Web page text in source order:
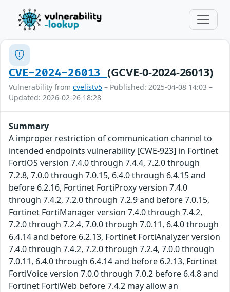
CVE-2024-26013 (GCVE-0-2024-26013)
Vulnerability from cvelistv5 – Published: 2025-04-08 14:03 –
Updated: 2026-02-26 18:28
Summary
A improper restriction of communication channel to
intended endpoints vulnerability [CWE-923] in Fortinet
FortiOS version 7.4.0 through 7.4.4, 7.2.0 through
7.2.8, 7.0.0 through 7.0.15, 6.4.0 through 6.4.15 and
before 6.2.16, Fortinet FortiProxy version 7.4.0
through 7.4.2, 7.2.0 through 7.2.9 and before 7.0.15,
Fortinet FortiManager version 7.4.0 through 7.4.2,
7.2.0 through 7.2.4, 7.0.0 through 7.0.11, 6.4.0 through
6.4.14 and before 6.2.13, Fortinet FortiAnalyzer version
7.4.0 through 7.4.2, 7.2.0 through 7.2.4, 7.0.0 through
7.0.11, 6.4.0 through 6.4.14 and before 6.2.13, Fortinet
FortiVoice version 7.0.0 through 7.0.2 before 6.4.8 and
Fortinet FortiWeb before 7.4.2 may allow an